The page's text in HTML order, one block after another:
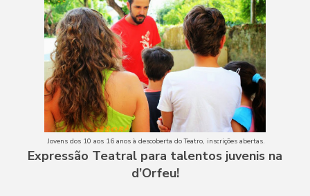
Jovens dos 10 aos 16 anos à descoberta do Teatro, inscrições abertas.
Expressão Teatral para talentos juvenis na
d’Orfeu!